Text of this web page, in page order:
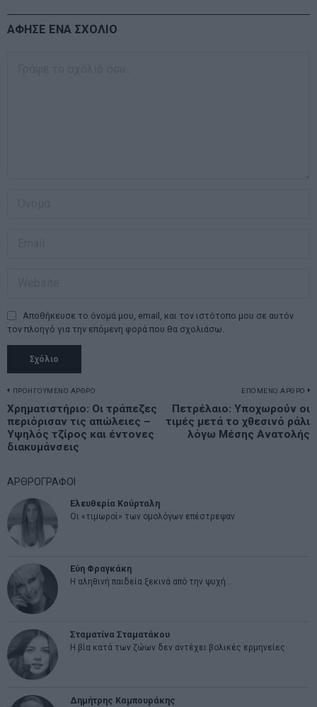
ΑΦΗΣΕ ΕΝΑ ΣΧΟΛΙΟ
Αποθήκευσε το όνομά μου, email, και τον ιστότοπο μου σε αυτόν
τον πλοηγό για την επόμενη φορά που θα σχολιάσω.
Πλοήγηση
άρθρων
ΠΡΟΗΓΟΥΜΕΝΟ ΑΡΘΡΟ
Previous
post:
Χρηματιστήριο: Οι τράπεζες
περιόρισαν τις απώλειες –
Υψηλός τζίρος και έντονες
διακυμάνσεις
ΕΠΟΜΕΝΟ ΑΡΘΡΟ
Πετρέλαιο: Υποχωρούν οι
τιμές μετά το χθεσινό ράλι
λόγω Μέσης Ανατολής
ΑΡΘΡΟΓΡΑΦΟΙ
Ελευθερία Κούρταλη
Οι «τιμωροί» των ομολόγων επέστρεψαν
Εύη Φραγκάκη
Η αληθινή παιδεία ξεκινά από την ψυχή…
Σταματίνα Σταματάκου
Η βία κατά των ζώων δεν αντέχει βολικές ερμηνείες
Δημήτρης Καμπουράκης